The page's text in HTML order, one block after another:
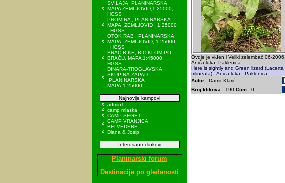
SVILAJA, PLANINARSKA
MAPA ZEMLJOVID,1:25000,
HGSS
PROMINA , PLANINARSKA
MAPA, ZEMLJOVID , 1:25000
, HGSS
OTOK RAB , PLANINARSKA
MAPA, ZEMLJOVID, 1:25000
, HGSS
BRAČ BIKE, BICIKLOM PO
BRAČU, MAPA 1:45000,
HGSS
DINARA-TROGLAVSKA
SKUPINA-ZAPAD
,PLANINARSKA
MAPA,1:25000
Najnovije kampovi
admin1
camp mlaska
CAMP SEGET
CAMP VRANJICA
BELVEDERE
Diana & Josip
Interesantni linkovi
Planinarski forum
Destinacije po gledanosti
Ovdje je viđen i Veliki zelembač 06-2006.
Anića luka. Paklenica .
Here is sightly and Green lizard (Lacerta
trilineata) . Anica luka . Paklenica .
Autor : Damir Klarić
Broj klikova : 190 Com : 0